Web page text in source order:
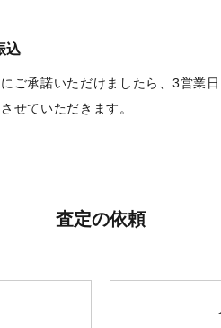
込
ご承諾いただけましたら、3営業
せていただきます。
査定の依頼